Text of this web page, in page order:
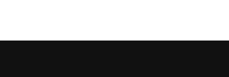
Envoyer